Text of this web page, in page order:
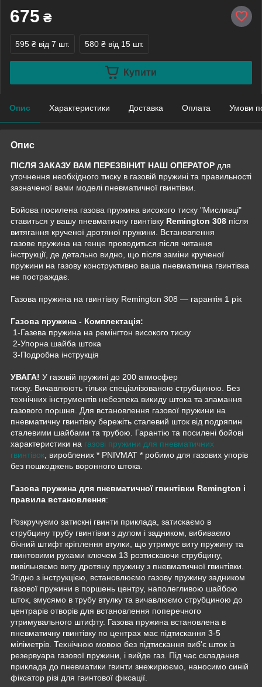
675 ₴
595 ₴ від 7 шт. 580 ₴ від 15 шт.
Купити
Опис Характеристики Доставка Оплата Умови
Опис
ПІСЛЯ ЗАКАЗУ ВАМ ПЕРЕЗВІНИТ НАШ ОПЕРАТОР для
уточнення необхідного тиску в газовій пружині та правильності
зазначеної вами моделі пневматичної гвинтівки.
Бойова посилена газова пружина високого тиску "Мисливці"
ставиться у вашу пневматичну гвинтівку Remington 308 після
витягання крученої дротяної пружини. Встановлення
газове пружина на генце проводиться після читання
інструкції, де детально видно, що після заміни крученої
пружини на газову конструктивно ваша пневматична гвинтівка
не постраждає.
Газова пружина на гвинтівку Remington 308 — гарантія 1 рік
Газова пружина - Комплектація:
1-Газева пружина на ремінгтон високого тиску
2-Упорна шайба штока
3-Подробна інструкція
УВАГА! У газовій пружині до 200 атмосфер
тиску. Вичавлюють тільки спеціалізованою струбциною. Без
технічних інструментів небезпека викиду штока та зламання
газового поршня. Для встановлення газової пружини на
пневматичну гвинтівку бережіть сталевий шток від подряпин
сталевими шайбами та трубою. Гарантію та посилені бойові
характеристики на газові пружини для пневматичних
гвинтівок , вироблених * PNIVMAT * робимо для газових упорів
без пошкоджень воронного штока.
Газова пружина для пневматичної гвинтівки Remington і
правила встановлення:
Розкручуємо затискні гвинти приклада, затискаємо в
струбцину трубу гвинтівки з дулом і задником, вибиваємо
бічний штифт кріплення втулки, що утримує виту пружину та
гвинтовими рухами ключем 13 розтискаючи струбцину,
вивільняємо виту дротяну пружину з пневматичної гвинтівки.
Згідно з інструкцією, встановлюємо газову пружину задником
газової пружини в поршень центру, наполегливою шайбою
шток, змусямо в трубу втулку та вичавлюємо струбциною до
центрарів отворів для встановлення поперечного
утримувального штифту. Газова пружина встановлена в
пневматичну гвинтівку по центрах має підтискання 3-5
міліметрів. Технічною мовою без підтискання виб'є шток із
резервуара газової пружини, і вийде газ. Під час складання
приклада до пневматики гвинти знежирюємо, наносимо синій
фіксатор різі для гвинтової фіксації.